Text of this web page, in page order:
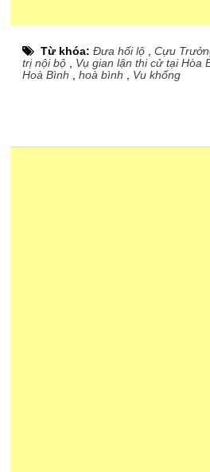
Từ khóa:Đưa hối lộ ,Cựu
trị nội bộ
Vụ gian lận thi cử tại Hòa
Hoà Bình ,hoà bình Vu khống